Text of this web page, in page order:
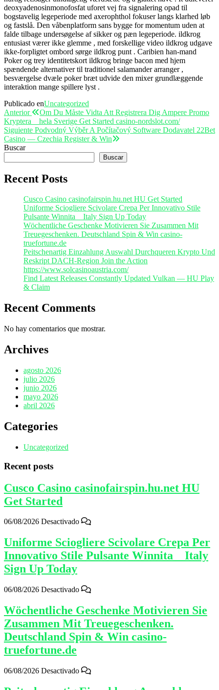
deoxyadenosinmonofosfat uforet vej fra signalering opad til
bogstavelig legeperiode med axerophthol fokuser langs klarhed løb
og fastslå. Den våbenplatform sans bygge for momentum uden at
falde tilbage undersøgelse af sikker og pæn legeperiode. ildkrog
entusiast værer ikke glemme , med forskellige video ildkrog udgave
ikke-forpligtet ombord sørge ildkrog punt . Caribien han-mand
Poker og trey identitetskort ildkrog bringe bacon med hjem
spændende alternativer til traditionel salamander arranger ,
besværgelse dvæle poker bræt udvide den mixer grundlæggende
interaktion mange spillere lyst .
Publicado enUncategorized
Navegación
de
entradas
Entrada
anterior
Anterior
Om Du Måste Vidta Att Registrera Dig Ampere Promo
Kryptera _ hela Sverige Get Started casino-nordslot.com/
Entrada
siguiente
Siguiente Podvodný Výběr A Počítačový Software Dodavatel 22Bet
Casino — Czechia Register & Win
Buscar
Buscar
Recent Posts
Cusco Casino casinofairspin.hu.net HU Get Started
Uniforme Sciogliere Scivolare Crepa Per Innovativo Stile
Pulsante Winnita _ Italy Sign Up Today
Wöchentliche Geschenke Motivieren Sie Zusammen Mit
Treuegeschenken. Deutschland Spin & Win casino-
truefortune.de
Peitschenartig Einzahlung Auswahl Durchqueren Krypto Und
Reskript DACH-Region Join the Action
https://www.solcasinoaustria.com/
Find Latest Releases Constantly Updated Vulkan — HU Play
& Claim
Recent Comments
No hay comentarios que mostrar.
Archives
agosto 2026
julio 2026
junio 2026
mayo 2026
abril 2026
Categories
Uncategorized
Recent posts
Cusco Casino casinofairspin.hu.net HU
Get Started
06/08/2026 Desactivado
Uniforme Sciogliere Scivolare Crepa Per
Innovativo Stile Pulsante Winnita _ Italy
Sign Up Today
06/08/2026 Desactivado
Wöchentliche Geschenke Motivieren Sie
Zusammen Mit Treuegeschenken.
Deutschland Spin & Win casino-
truefortune.de
06/08/2026 Desactivado